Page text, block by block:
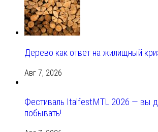
Дерево как ответ на жилищный
Авг 7, 2026
Фестиваль ItalfestMTL 2026 — вы
побывать!